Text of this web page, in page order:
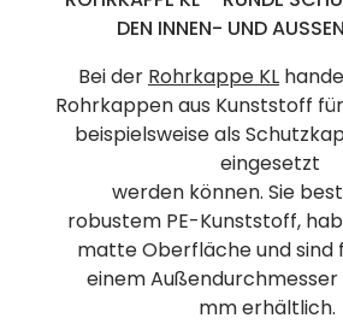
DEN INNEN- UND
Bei der Rohrkappe KL
Rohrkappen aus Kunststoff
beispielsweise als
eingesetzt
werden können. Sie
robustem PE-Kunststoff,
matte Oberfläche und sind
einem Außendurchmesser
mm erhältlich.